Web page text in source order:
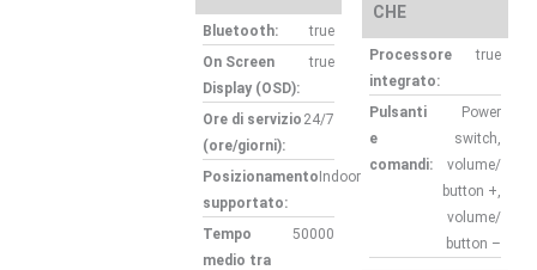
Bluetooth:
true
On Screen
Display (OSD):
true
Ore di servizio
(ore/giorni):
24/7
Posizionamento
supportato:
Indoor
Tempo
medio tra
50000
CHE
Processore
integrato:
true
Pulsanti
e
comandi:
Power
switch,
volume/
button +,
volume/
button –